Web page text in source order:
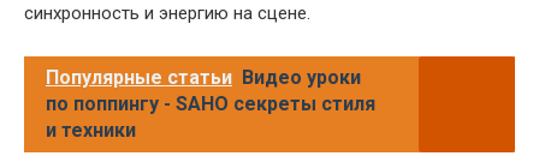
синхронность и энергию на сцене.
Популярные статьи Видео уроки
по поппингу - SAHO секреты стиля
и техники